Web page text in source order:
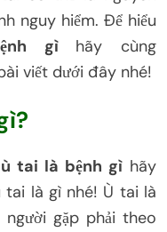
nguy hiểm. Để hiểu
gì hãy cùng
viết dưới đây nhé!
ù tai là bệnh gì hãy
là gì nhé! Ù tai là
gặp phải theo